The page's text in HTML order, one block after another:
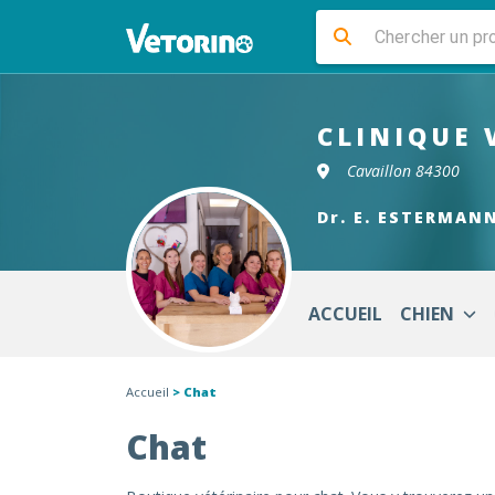
CLINIQUE
Cavaillon 84300
Dr. E.
ACCUEIL CHIEN
Accueil > Chat
Chat